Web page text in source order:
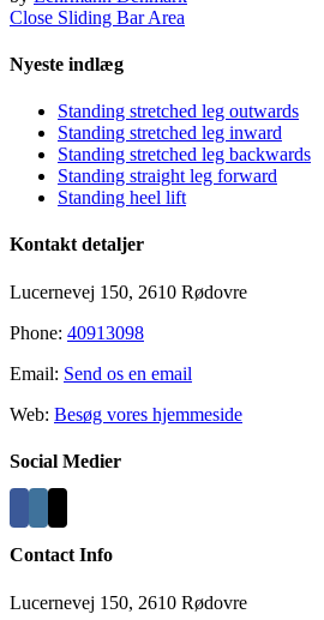
Close Sliding Bar Area
Nyeste indlæg
Standing stretched leg outwards
Standing stretched leg inward
Standing stretched leg backwards
Standing straight leg forward
Standing heel lift
Kontakt detaljer
Lucernevej 150, 2610 Rødovre
Phone: 40913098
Email: Send os en email
Web: Besøg vores hjemmeside
Social Medier
Contact Info
Lucernevej 150, 2610 Rødovre